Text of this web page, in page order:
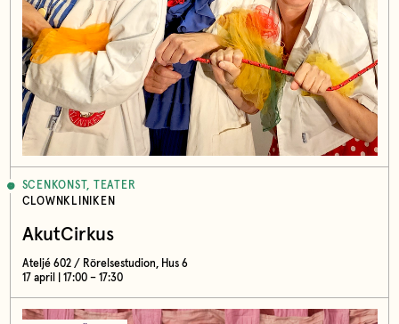
SCENKONST, TEATER
CLOWNKLINIKEN
AkutCirkus
Ateljé 602 / Rörelsestudion, Hus 6
17 april | 17:00 – 17:30